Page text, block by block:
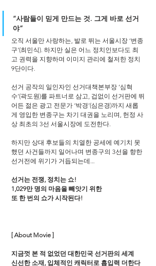
“사람들이 믿게 만드는 것. 그게 바로 선거
야”
오직 서울만 사랑하는, 발로 뛰는 서울시장 ‘변종
구’(최민식). 하지만 실은 어느 정치인보다도 최
고 권력을 지향하며 이미지 관리에 철저한 정치
9단이다.
선거 공작의 일인자인 선거대책본부장 ‘심혁
수’(곽도원)를 파트너로 삼고, 겁없이 선거판에 뛰
어든 젊은 광고 전문가 ‘박경’(심은경)까지 새롭
게 영입한 변종구는 차기 대권을 노리며, 헌정 사
상 최초의 3선 서울시장에 도전한다.
하지만 상대 후보들의 치열한 공세에 예기치 못
했던 사건들까지 일어나며 변종구의 3선을 향한
선거전에 위기가 거듭되는데...
선거는 전쟁, 정치는 쇼!
1,029만 명의 마음을 빼앗기 위한
또 한 번의 쇼가 시작된다!
[ About Movie ]
지금껏 본 적 없었던 대한민국 선거판의 세계
신선한 소재, 입체적인 캐릭터로 흡입력 더한다